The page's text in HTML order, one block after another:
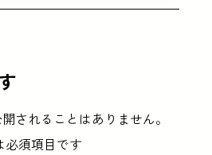
されることはありません。
必須項目です